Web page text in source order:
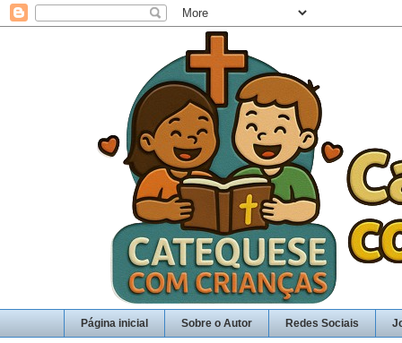
Página inicial Sobre o Autor Redes Sociais